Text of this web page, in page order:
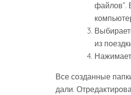
файлов”.
из
Все созданные
дали.